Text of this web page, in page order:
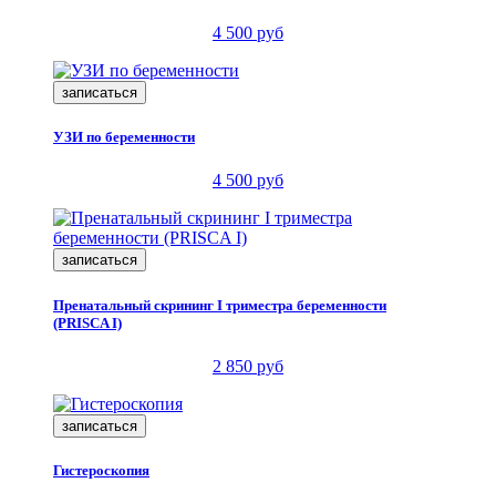
4 500 руб
записаться
УЗИ по беременности
4 500 руб
записаться
Пренатальный скрининг I триместра беременности
(PRISCA I)
2 850 руб
записаться
Гистероскопия